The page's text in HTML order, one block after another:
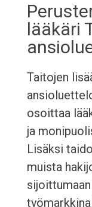
lääkäri
Taitojen
osoittaa
ja
Lisäksi
muista